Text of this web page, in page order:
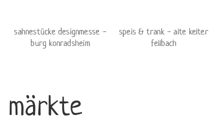
sahnestücke designmesse -
burg konradsheim
speis & trank - alte kelter
fellbach